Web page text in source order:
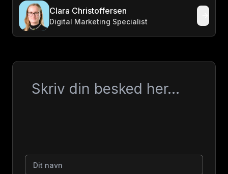
Clara Christoffersen
Digital Marketing Specialist
Dit navn